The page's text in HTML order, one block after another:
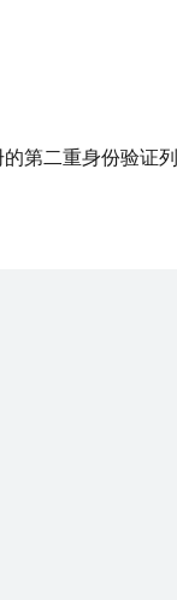
第二重身份验证